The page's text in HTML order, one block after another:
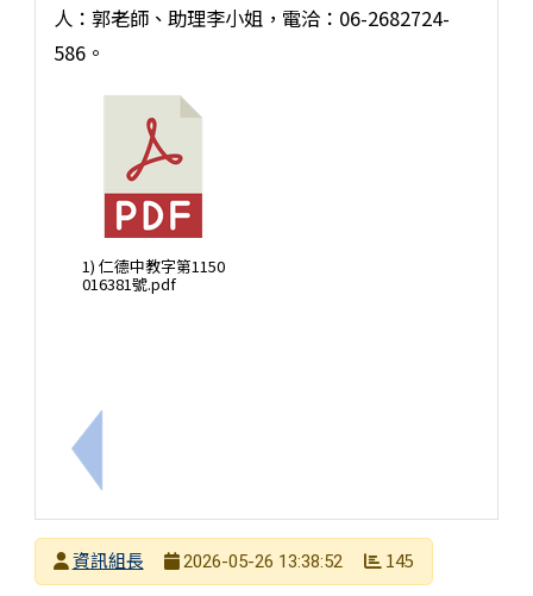
上一筆：用光點亮世界～和氣大愛春風化雨教師生命
人：郭老師、助理李小姐，電洽：06-2682724-
586。
1) 仁德中教字第1150
016381號.pdf
發布者
資訊組長
2026-05-26 13:38:52 145